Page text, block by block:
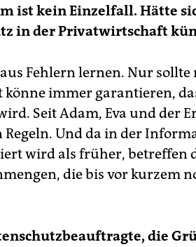
ist kein Einzelfall. Hätte
in der Privatwirtschaft
Fehlern lernen. Nur
könne immer garantieren,
Seit Adam, Eva und der
Regeln. Und da in der
wird als früher, betreffen
die bis vor kurzem
die